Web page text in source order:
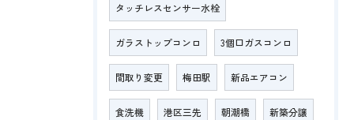
タッチレスセンサー水栓
ガラストップコンロ 3個口ガスコンロ
間取り変更 梅田駅 新品エアコン
食洗機 港区三先 朝潮橋 新築分譲